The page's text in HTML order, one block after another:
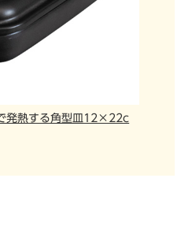
発熱する角型皿12×22c